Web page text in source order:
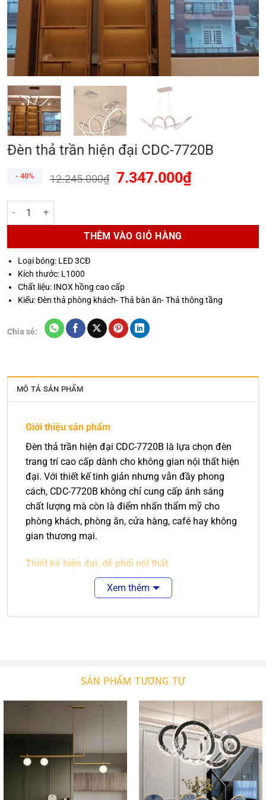
Đèn thả trần hiện đại CDC-7720B
- 40% 12.245.000₫ 7.347.000₫
Đèn thả trần hiện đại CDC-7720B số lượng
THÊM VÀO GIỎ HÀNG
Loại bóng: LED 3CĐ
Kích thước: L1000
Chất liệu: INOX hồng cao cấp
Kiểu: Đèn thả phòng khách- Thả bàn ăn- Thả thông tầng
Chia sẻ:
MÔ TẢ SẢN PHẨM
Giới thiệu sản phẩm
Đèn thả trần hiện đại CDC-7720B là lựa chọn đèn
trang trí cao cấp dành cho không gian nội thất hiện
đại. Với thiết kế tinh giản nhưng vẫn đầy phong
cách, CDC-7720B không chỉ cung cấp ánh sáng
chất lượng mà còn là điểm nhấn thẩm mỹ cho
phòng khách, phòng ăn, cửa hàng, café hay không
gian thương mại.
Thiết kế hiện đại, dễ phối nội thất
Đèn thả trần CDC-7720B có kiểu dáng hiện đại,
đường nét thanh thoát, phù hợp với nhiều phong
Chất liệu bền đẹp, hoàn thiện cao cấp
Sản phẩm được chế tác từ vật liệu chất lượng:
Khung kim loại sơn tĩnh điệnchống gỉ, bền màu
theo thời gian.
Chụp đèn tối ưu ánh sáng
giúp tán đều ánh
Xem thêm
SẢN PHẨM TƯƠNG TỰ